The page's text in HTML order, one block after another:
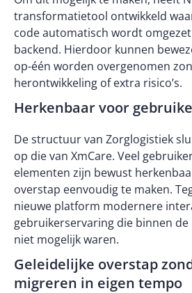
transformatietool ontwikkeld
code automatisch wordt
backend. Hierdoor kunnen
op-één worden overgenomen
herontwikkeling of extra risico’s.
Herkenbaar voor
De structuur van Zorglogistiek
op die van XmCare. Veel
elementen zijn bewust
overstap eenvoudig te maken.
nieuwe platform modernere
gebruikerservaring die binnen
niet mogelijk waren.
Geleidelijke overstap
migreren in eigen tempo